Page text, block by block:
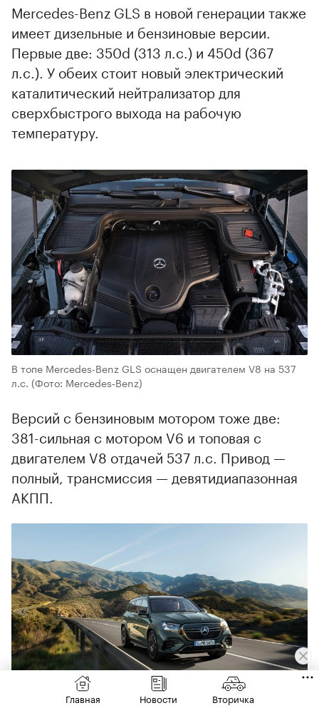
Mercedes-Benz GLS в новой генерации также
имеет дизельные и бензиновые версии.
Первые две: 350d (313 л.с.) и 450d (367
л.с.). У обеих стоит новый электрический
каталитический нейтрализатор для
сверхбыстрого выхода на рабочую
температуру.
В топе Mercedes-Benz GLS оснащен двигателем V8 на 537
л.с. (Фото: Mercedes‑Benz)
Версий с бензиновым мотором тоже две:
381-сильная с мотором V6 и топовая с
двигателем V8 отдачей 537 л.с. Привод —
полный, трансмиссия — девятидиапазонная
АКПП.
Главная Новости Вторичка